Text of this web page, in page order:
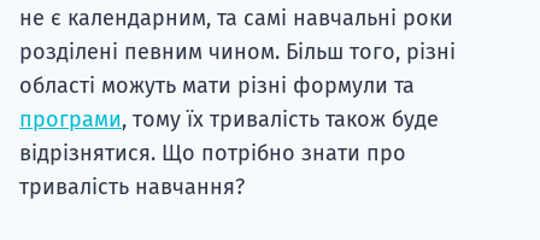
не є календарним, та самі навчальні роки
розділені певним чином. Більш того, різні
області можуть мати різні формули та
програми, тому їх тривалість також буде
відрізнятися. Що потрібно знати про
тривалість навчання?